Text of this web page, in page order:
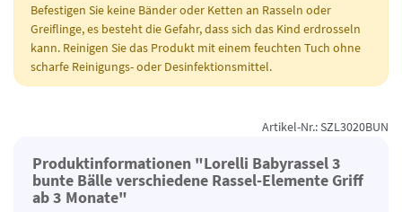
Befestigen Sie keine Bänder oder Ketten an Rasseln oder
Greiflinge, es besteht die Gefahr, dass sich das Kind erdrosseln
kann. Reinigen Sie das Produkt mit einem feuchten Tuch ohne
scharfe Reinigungs- oder Desinfektionsmittel.
Artikel-Nr.: SZL3020BUN
Produktinformationen "Lorelli Babyrassel 3
bunte Bälle verschiedene Rassel-Elemente Griff
ab 3 Monate"